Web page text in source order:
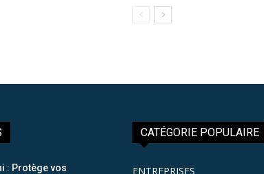
: Protège vos
CATÉGORIE POPULAIRE
ENTREPRISES